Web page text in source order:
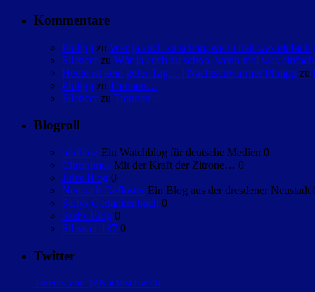
Kommentare
Philipp zu Wär ja auch zu schön, wenn mal was
Silencer zu Wär ja auch zu schön, wenn mal was
Heute ist kein guter Tag… | Nachtschwärmer Philipp zu
Philipp zu Trennen…
Silencer zu Trennen…
Blogroll
bildblog Ein Watchblog für deutsche Medien 0
Citronimus Mit der Kraft der Zitrone… 0
Jules Blog 0
Neustadt Geflüster Ein Blog aus der dresdener Neustadt
Sallys Gedankenbuch 0
Sashs Blog 0
Silencer 137 0
Twitter
Tweets von @NachtschwPh